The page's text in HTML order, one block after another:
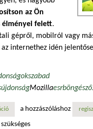
az Ön
felett.
gépről, mobilról vagy
az internethez idén
szabad
újdonságMozillaesrböngésző
2025-ben rengeteg újdonság
a hozzászóláshoz
szükséges